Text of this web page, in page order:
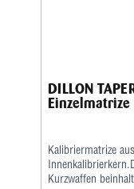
DILLON
Einzelmatrize
Kalibriermatrize
Kurzwaffen